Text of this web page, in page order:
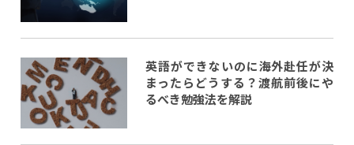
英語ができないのに海外赴任が決
まったらどうする？渡航前後にや
るべき勉強法を解説